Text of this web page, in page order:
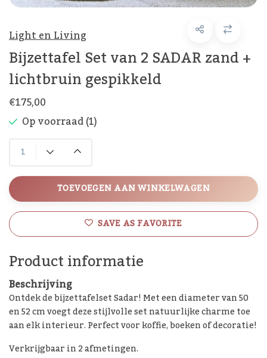
Light en Living
Bijzettafel Set van 2 SADAR zand +
lichtbruin gespikkeld
€175,00
Op voorraad (1)
TOEVOEGEN AAN WINKELWAGEN
SAVE AS FAVORITE
Product informatie
Beschrijving
Ontdek de bijzettafelset Sadar! Met een diameter van 50
en 52 cm voegt deze stijlvolle set natuurlijke charme toe
aan elk interieur. Perfect voor koffie, boeken of decoratie!
Verkrijgbaar in 2 afmetingen.